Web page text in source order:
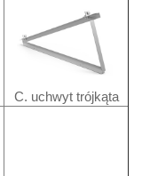
C. uchwyt trójkąta